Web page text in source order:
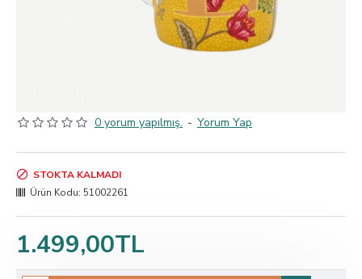
0 yorum yapılmış. - Yorum Yap
1.499,00TL
STOKTA KALMADI
Ürün Kodu: 51002261